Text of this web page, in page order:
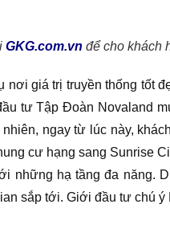
GKG.com.vn để cho khách
nơi giá trị truyền thống tốt
tư Tập Đoàn Novaland
ngay từ lúc này,
cư hạng sang Sunrise
những hạ tầng đa năng.
sắp tới. Giới đầu tư chú